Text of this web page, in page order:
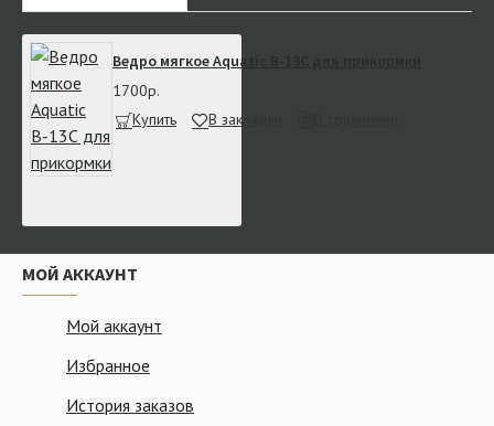
Ведро мягкое Aquatic В-13С для прикормки
1700р.
Купить
В закладки
МОЙ АККАУНТ
Мой аккаунт
Избранное
История заказов